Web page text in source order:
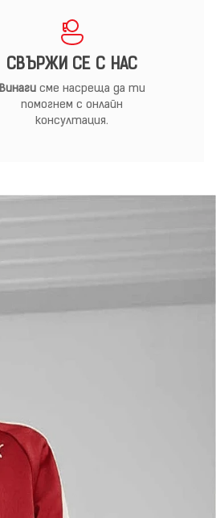
СВЪРЖИ СЕ С НАС
Винагисме насреща да ти
помогнем с онлайн
консултация.